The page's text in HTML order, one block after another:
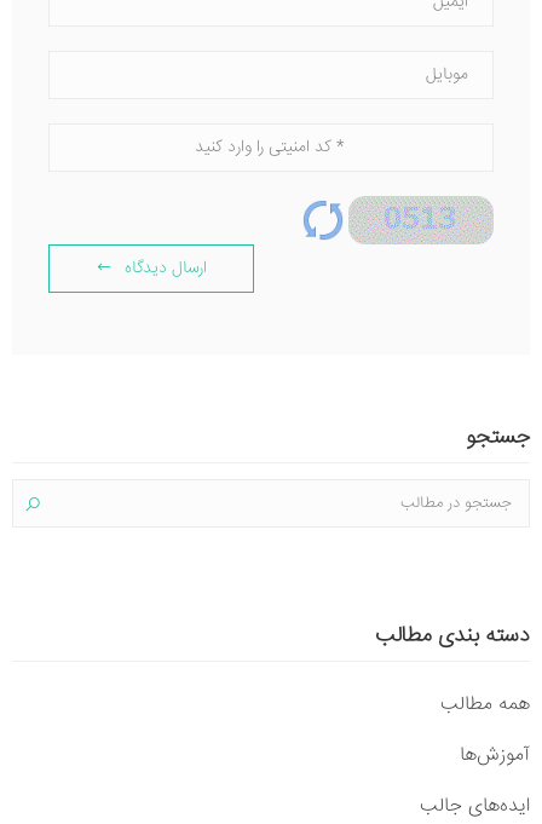
ارسال دیدگاه
جستجو
دسته بندی مطالب
همه مطالب
آموزش‌ها
ایده‌های جالب